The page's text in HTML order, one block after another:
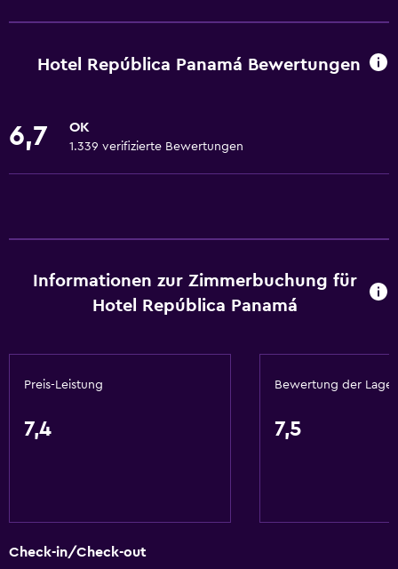
Zoo
Casino
Kochkurse
Wesentliches
Gratis WLAN
Rauchmelder
Hotel República Panamá Bewertungen
6,7 OK
1.339 verifizierte Bewertungen
Informationen zur Zimmerbuchung für
Hotel República Panamá
Preis-Leistung
7,4
Bewertung der Lage
7,5
Check-in/Check-out